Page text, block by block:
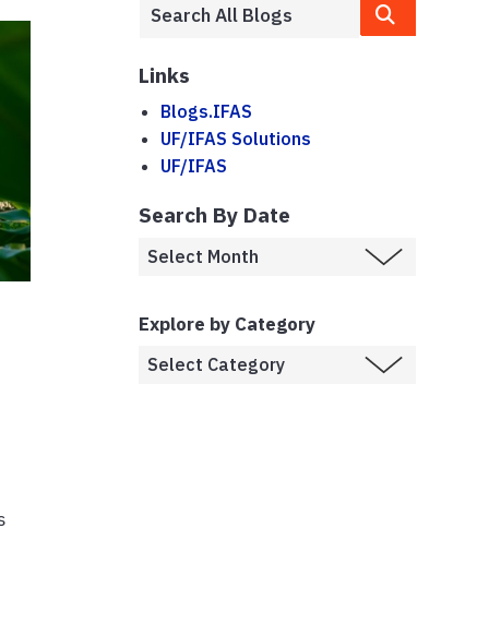
Links
Blogs.IFAS
UF/IFAS Solutions
UF/IFAS
Search By Date
Explore by Category